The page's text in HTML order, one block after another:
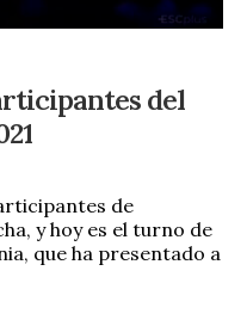
del
de
y hoy es el turno de
que ha presentado a